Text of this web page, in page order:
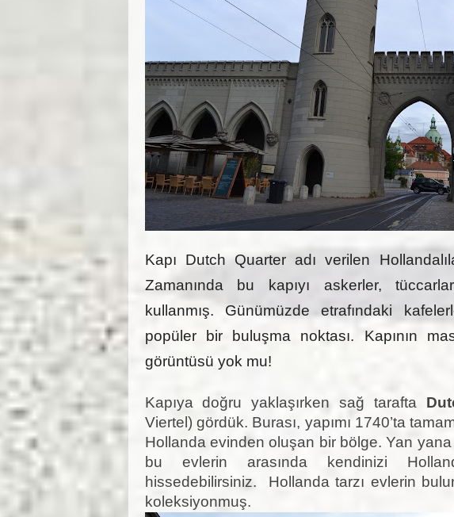
Kapı Dutch Quarter adı verilen
Zamanında bu kapıyı askerler,
kullanmış. Günümüzde etrafındaki
popüler bir buluşma noktası. Kapının
görüntüsü yok mu!
Kapıya doğru yaklaşırken sağ tarafta
Viertel) gördük. Burası, yapımı 1740’ta
Hollanda evinden oluşan bir bölge. Yan
bu evlerin arasında kendinizi
hissedebilirsiniz. Hollanda tarzı evlerin
koleksiyonmuş.